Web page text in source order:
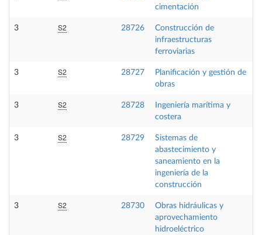
cimentación
3 S2 28726
Construcción de
infraestructuras
ferroviarias
3 S2 28727
Planificación y gestión de
obras
3 S2 28728
Ingeniería marítima y
costera
3 S2 28729
Sistemas de
abastecimiento y
saneamiento en la
ingeniería de la
construcción
3 S2 28730
Obras hidráulicas y
aprovechamiento
hidroeléctrico